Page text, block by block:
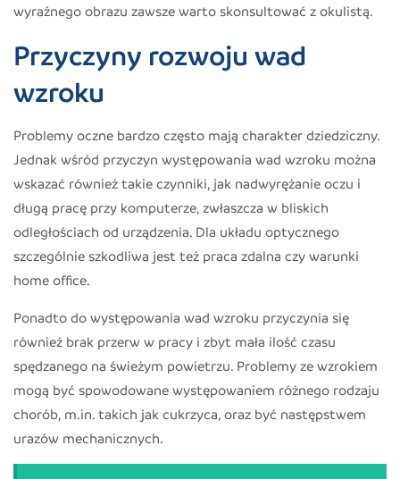
wyraźnego obrazu zawsze warto skonsultować z okulistą.
Przyczyny rozwoju wad
wzroku
Problemy oczne bardzo często mają charakter dziedziczny.
Jednak wśród przyczyn występowania wad wzroku można
wskazać również takie czynniki, jak nadwyrężanie oczu i
długą pracę przy komputerze, zwłaszcza w bliskich
odległościach od urządzenia. Dla układu optycznego
szczególnie szkodliwa jest też praca zdalna czy warunki
home office.
Ponadto do występowania wad wzroku przyczynia się
również brak przerw w pracy i zbyt mała ilość czasu
spędzanego na świeżym powietrzu. Problemy ze wzrokiem
mogą być spowodowane występowaniem różnego rodzaju
chorób, m.in. takich jak cukrzyca, oraz być następstwem
urazów mechanicznych.